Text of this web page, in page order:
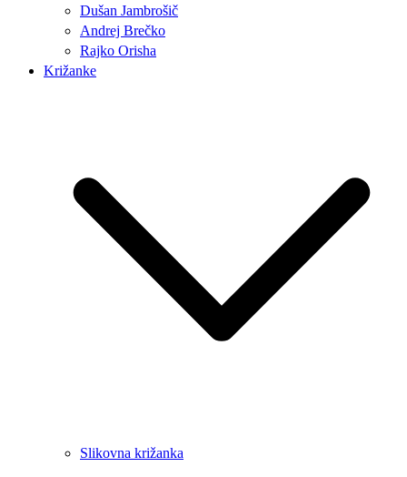
Dušan Jambrošič
Andrej Brečko
Rajko Orisha
Križanke
Slikovna križanka